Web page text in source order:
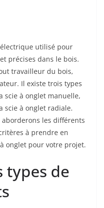
utilisé pour
précises dans le bois.
travailleur du bois,
Il existe trois types
scie à onglet manuelle,
scie à onglet radiale.
les différents
à prendre en
onglet pour votre projet.
types de